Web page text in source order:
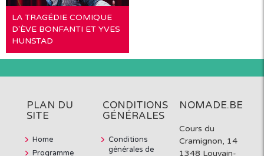
LA TRAGÉDIE COMIQUE
D'ÈVE BONFANTI ET YVES
HUNSTAD
PLAN DU
SITE
Home
Programme
CONDITIONS
GÉNÉRALES
Conditions
générales de
NOMADE.BE
Cours du
Cramignon, 14
1348 Louvain-